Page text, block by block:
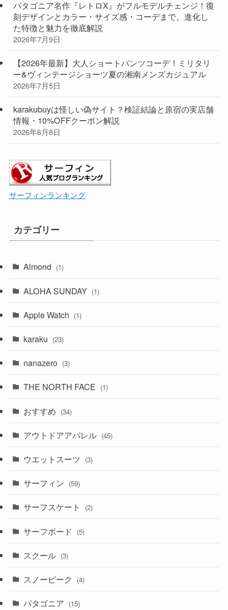
パタゴニア名作『レトロX』がフルモデルチェンジ！復
刻デザインとカラー・サイズ感・コーデまで。進化し
た特徴と魅力を徹底解説
2026年7月9日
【2026年最新】大人ショートパンツコーデ！ミリタリ
ー&ヴィンテージショーツ夏の湘南メンズカジュアル
2026年7月5日
karakubuyは怪しい偽サイト？検証結論と原宿の実店舗
情報・10%OFFクーポン解説
2026年6月8日
サーフィンランキング
カテゴリー
Almond (1)
ALOHA SUNDAY (1)
Apple Watch (1)
karaku (23)
nanazero (3)
THE NORTH FACE (1)
おすすめ (34)
アウトドアアパレル (45)
ウエットスーツ (3)
サーフィン (59)
サーフスケート (2)
サーフボード (5)
スクール (3)
スノーピーク (4)
パタゴニア (15)